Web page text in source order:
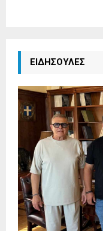
ΕΙΔΗΣΟΥΛΕΣ